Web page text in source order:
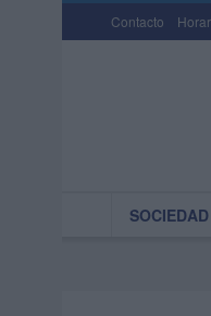
Contacto
SOCIEDAD